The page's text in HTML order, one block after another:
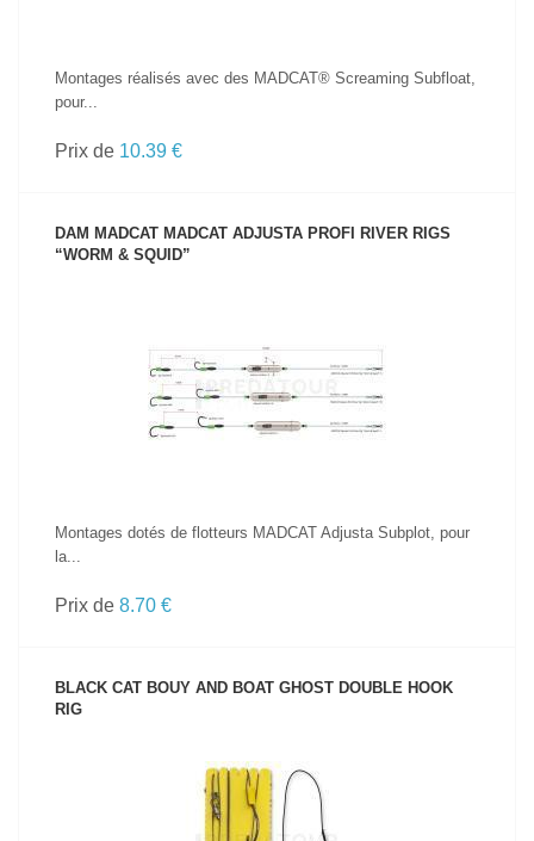
Montages réalisés avec des MADCAT® Screaming Subfloat,
pour...
Prix de 10.39 €
DAM MADCAT MADCAT ADJUSTA PROFI RIVER RIGS
“WORM & SQUID”
VOIR LE PRODUIT
Montages dotés de flotteurs MADCAT Adjusta Subplot, pour
la...
Prix de 8.70 €
BLACK CAT BOUY AND BOAT GHOST DOUBLE HOOK
RIG
VOIR LE PRODUIT